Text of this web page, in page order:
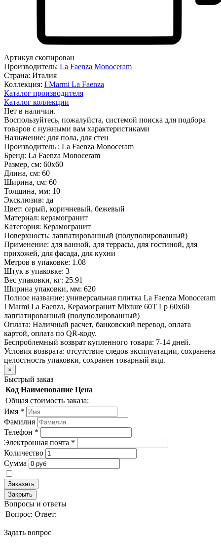
Артикул скопирован
Производитель: La Faenza Monoceram
Страна: Италия
Коллекция: I Marmi La Faenza
Каталог производителя
Каталог коллекции
Нет в наличии.
Воспользуйтесь, пожалуйста, системой поиска для подбора
товаров с нужными вам характеристиками
Назначение: для пола, для стен
Производитель : La Faenza Monoceram
Бренд: La Faenza Monoceram
Размер, см: 60x60
Длина, см: 60
Ширина, см: 60
Толщина, мм: 10
Эксклюзив: да
Цвет: серый, коричневый, бежевый
Материал: керамогранит
Категория: Керамогранит
Поверхность: лаппатированный (полуполированный)
Применение: для ванной, для террасы, для гостиной, для
прихожей, для фасада, для кухни
Метров в упаковке: 1.08
Штук в упаковке: 3
Вес упаковки, кг: 25.91
Ширина упаковки, мм: 620
Полное название: универсальная плитка La Faenza Monoceram
I Marmi La Faenza, Керамогранит Mixture 60T Lp 60x60
лаппатированный (полуполированный)
Оплата: Наличный расчет, банковский перевод, оплата
картой, оплата по QR-коду.
Беспроблемный возврат купленного товара: 7-14 дней.
Условия возврата: отсутствие следов эксплуатации, сохранена
целостность упаковки, сохранен товарный вид.
×
Быстрый заказ
Код Наименование Цена
Общая стоимость заказа:
Имя *
Фамилия
Телефон *
Электронная почта *
Количество
Сумма
Заказать
Закрыть
Вопросы и ответы
Вопрос: Ответ:
Задать вопрос